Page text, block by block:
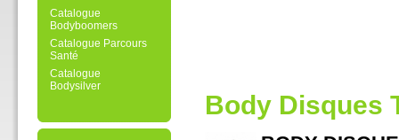
Catalogue
Bodyboomers
Catalogue Parcours
Santé
Catalogue
Bodysilver
Body Disques